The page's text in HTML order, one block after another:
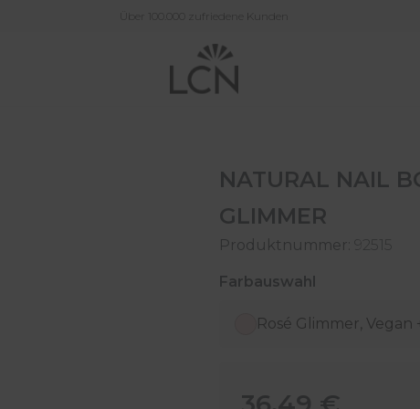
Über 100.000 zufriedene Kunden
NATURAL NAIL
GLIMMER
Produktnummer: 92515
Farbauswahl
Rosé Glimmer, Vegan
Regulärer Preis: